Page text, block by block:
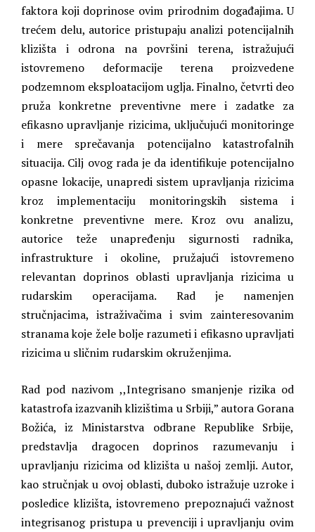
faktora koji doprinose ovim prirodnim događajima. U
trećem delu, autorice pristupaju analizi potencijalnih
klizišta i odrona na površini terena, istražujući
istovremeno deformacije terena proizvedene
podzemnom eksploatacijom uglja. Finalno, četvrti deo
pruža konkretne preventivne mere i zadatke za
efikasno upravljanje rizicima, uključujući monitoringe
i mere sprečavanja potencijalno katastrofalnih
situacija. Cilj ovog rada je da identifikuje potencijalno
opasne lokacije, unapredi sistem upravljanja rizicima
kroz implementaciju monitoringskih sistema i
konkretne preventivne mere. Kroz ovu analizu,
autorice teže unapređenju sigurnosti radnika,
infrastrukture i okoline, pružajući istovremeno
relevantan doprinos oblasti upravljanja rizicima u
rudarskim operacijama. Rad je namenjen
stručnjacima, istraživačima i svim zainteresovanim
stranama koje žele bolje razumeti i efikasno upravljati
rizicima u sličnim rudarskim okruženjima.
Rad pod nazivom ,,Integrisano smanjenje rizika od
katastrofa izazvanih klizištima u Srbiji,” autora Gorana
Božića, iz Ministarstva odbrane Republike Srbije,
predstavlja dragocen doprinos razumevanju i
upravljanju rizicima od klizišta u našoj zemlji. Autor,
kao stručnjak u ovoj oblasti, duboko istražuje uzroke i
posledice klizišta, istovremeno prepoznajući važnost
integrisanog pristupa u prevenciji i upravljanju ovim